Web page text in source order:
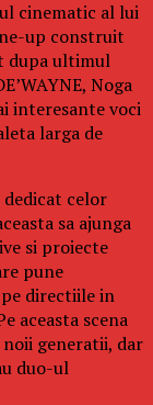
cinematic al lui
up construit
dupa ultimul
Noga
interesante voci
larga de
celor
sa ajunga
si proiecte
pune
directiile in
aceasta scena
generatii, dar
duo-ul